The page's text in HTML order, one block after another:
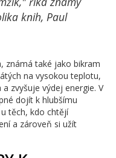
knih, Paul
známá také jako bikram
na vysokou teplotu,
zvyšuje výdej energie. V
dojít k hlubšímu
těch, kdo chtějí
a zároveň si užít